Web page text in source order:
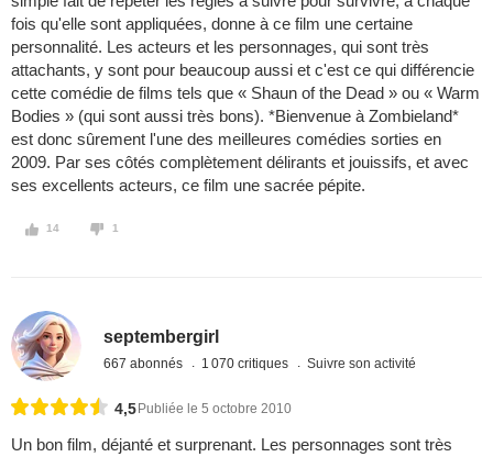
fois qu'elle sont appliquées, donne à ce film une certaine
personnalité. Les acteurs et les personnages, qui sont très
attachants, y sont pour beaucoup aussi et c'est ce qui différencie
cette comédie de films tels que « Shaun of the Dead » ou « Warm
Bodies » (qui sont aussi très bons). *Bienvenue à Zombieland*
est donc sûrement l'une des meilleures comédies sorties en
2009. Par ses côtés complètement délirants et jouissifs, et avec
ses excellents acteurs, ce film une sacrée pépite.
14 1
septembergirl
667 abonnés 1 070 critiques Suivre son activité
4,5 Publiée le 5 octobre 2010
Un bon film, déjanté et surprenant. Les personnages sont très